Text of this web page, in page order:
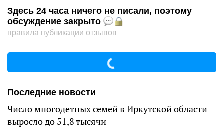
Здесь 24 часа ничего не писали, поэтому
обсуждение закрыто
правила публикации отзывов
Последние новости
Число многодетных семей в Иркутской области
выросло до 51,8 тысячи